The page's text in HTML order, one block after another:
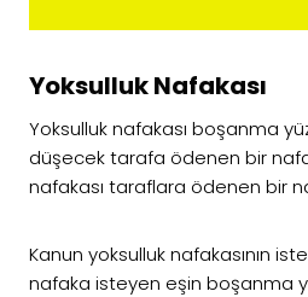
Yoksulluk Nafakası
Yoksulluk nafakası boşanma
düşecek tarafa ödenen bir
nafakası taraflara ödenen bir
Kanun yoksulluk nafakasının
nafaka isteyen eşin boşanma